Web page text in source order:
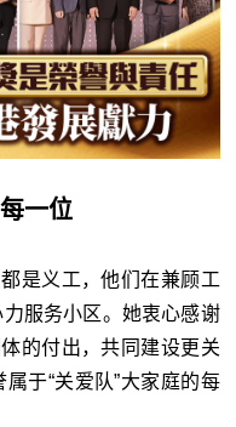
一位
是义工，他们在兼顾工
服务小区。她衷心感谢
的付出，共同建设更关
于“关爱队”大家庭的每